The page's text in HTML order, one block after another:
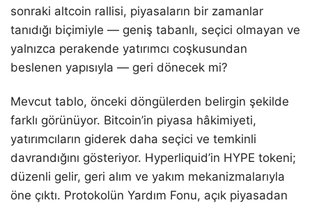
sonraki altcoin rallisi, piyasaların bir zamanlar
tanıdığı biçimiyle — geniş tabanlı, seçici olmayan ve
yalnızca perakende yatırımcı coşkusundan
beslenen yapısıyla — geri dönecek mi?
Mevcut tablo, önceki döngülerden belirgin şekilde
farklı görünüyor. Bitcoin’in piyasa hâkimiyeti,
yatırımcıların giderek daha seçici ve temkinli
davrandığını gösteriyor. Hyperliquid’in HYPE tokeni;
düzenli gelir, geri alım ve yakım mekanizmalarıyla
öne çıktı. Protokolün Yardım Fonu, açık piyasadan